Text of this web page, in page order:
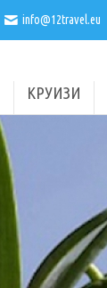
info@12travel.eu
КРУИЗИ